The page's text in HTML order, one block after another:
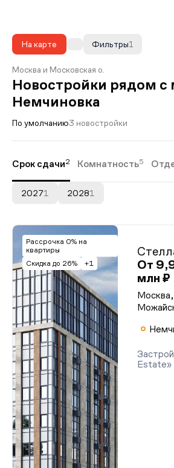
На карте 1
Фильтры
Москва и Московская о.
Новостройки рядом с
Немчиновка
По умолчанию3 новостройки
Срок сдачи2 Комнатность5
20271 20281
Рассрочка 0% на
квартиры
Скидка до 26%
+1
От
млн ₽
Estate»